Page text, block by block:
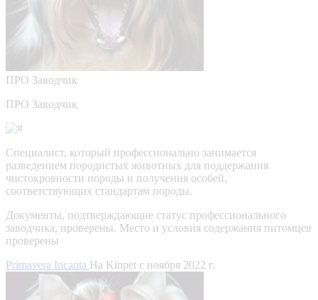
ПРО Заводчик
ПРО Заводчик
Специалист, который профессионально занимается
разведением породистых животных для поддержания
чистокровности породы и получения особей,
соответствующих стандартам породы.
Документы, подтверждающие статус профессионального
заводчика, проверены. Место и условия содержания питомцев
проверены
Primavera Incanta На Kinpet c ноября 2022 г.